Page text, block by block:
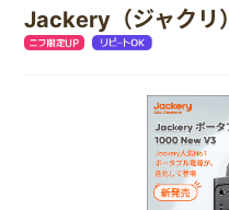
Jackery（ジャクリ）